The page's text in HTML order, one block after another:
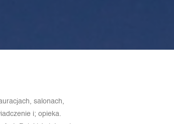
salonach,
i; opieka.